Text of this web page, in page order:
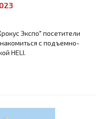
Экспо" посетители
с подъемно-
HELI.